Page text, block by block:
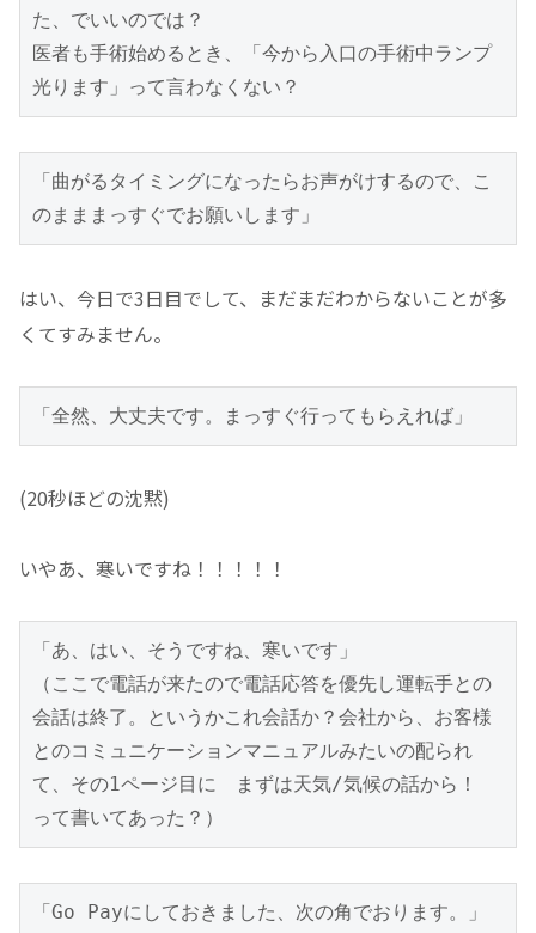
た、でいいのでは？
医者も手術始めるとき、「今から入口の手術中ランプ
光ります」って言わなくない？
「曲がるタイミングになったらお声がけするので、こ
のまままっすぐでお願いします」
はい、今日で3日目でして、まだまだわからないことが多
くてすみません。
「全然、大丈夫です。まっすぐ行ってもらえれば」
(20秒ほどの沈黙)
いやあ、寒いですね！！！！！
「あ、はい、そうですね、寒いです」
（ここで電話が来たので電話応答を優先し運転手との
会話は終了。というかこれ会話か？会社から、お客様
とのコミュニケーションマニュアルみたいの配られ
て、その1ページ目に　まずは天気/気候の話から！
って書いてあった？）
「Go Payにしておきました、次の角でおります。」